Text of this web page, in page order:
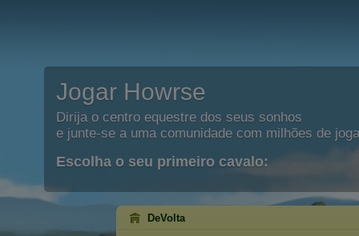
Jogar Howrse
Dirija o centro equestre dos seus sonhos
e junte-se a uma comunidade com milhões de
Escolha o seu primeiro cavalo:
DeVolta